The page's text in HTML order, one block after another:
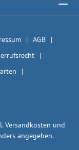
AGB
Versandkosten und
angegeben.